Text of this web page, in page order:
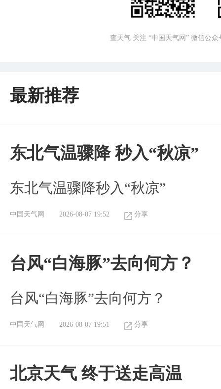
查天气 关注 “中国天气网” 微信公众
最新推荐
东北气温骤降 秒入“秋凉”
东北气温骤降秒入“秋凉”
中国天气网 2026-08-07 19:52 分享
台风“白海豚”去向何方？
台风“白海豚”去向何方？
中国天气网 2026-08-07 19:51 分享
北京天气 终于送走高温